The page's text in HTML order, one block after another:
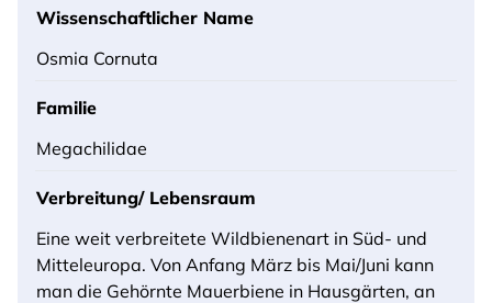
Wissenschaftlicher Name
Osmia Cornuta
Familie
Megachilidae
Verbreitung/ Lebensraum
Eine weit verbreitete Wildbienenart in Süd- und
Mitteleuropa. Von Anfang März bis Mai/Juni kann
man die Gehörnte Mauerbiene in Hausgärten, an